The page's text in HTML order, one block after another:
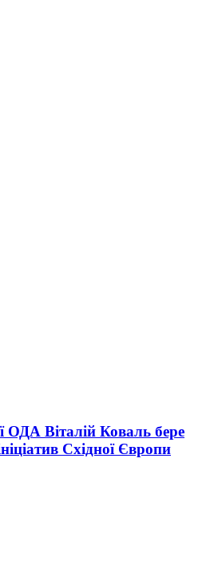
ОДА Віталій Коваль бере
Східної Європи